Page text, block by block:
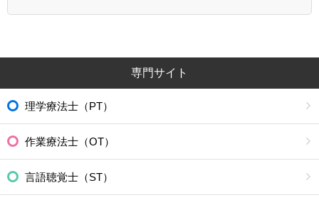
専門サイト
理学療法士（PT）
作業療法士（OT）
言語聴覚士（ST）